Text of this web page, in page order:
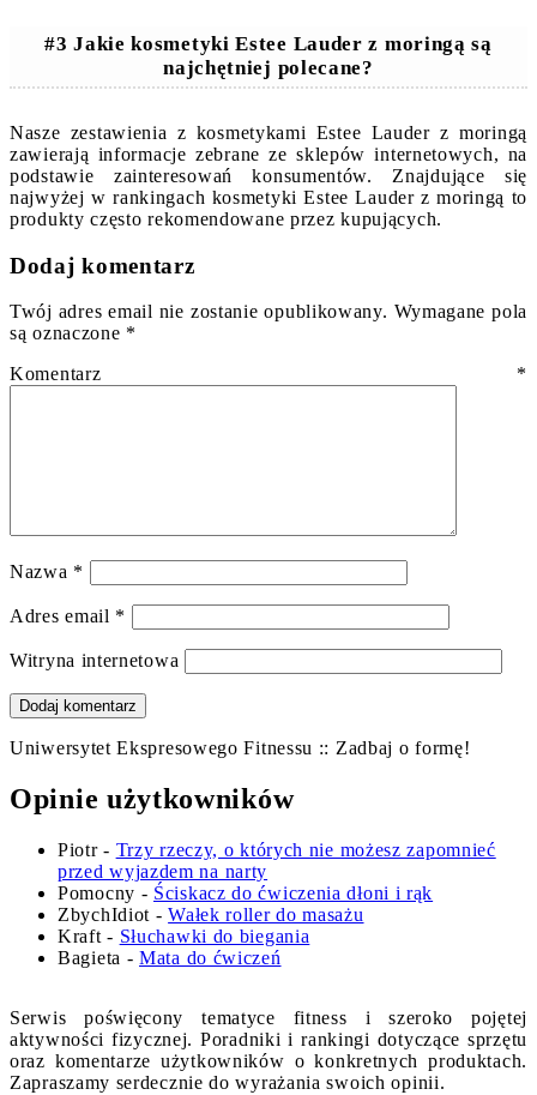
#3 Jakie kosmetyki Estee Lauder z moringą są
najchętniej polecane?
Nasze zestawienia z kosmetykami Estee Lauder z moringą
zawierają informacje zebrane ze sklepów internetowych, na
podstawie zainteresowań konsumentów. Znajdujące się
najwyżej w rankingach kosmetyki Estee Lauder z moringą to
produkty często rekomendowane przez kupujących.
Dodaj komentarz
Twój adres email nie zostanie opublikowany. Wymagane pola
są oznaczone *
Komentarz *
Nazwa *
Adres email *
Witryna internetowa
Uniwersytet Ekspresowego Fitnessu :: Zadbaj o formę!
Opinie użytkowników
Piotr- Trzy rzeczy, o których nie możesz zapomnieć
przed wyjazdem na narty
Pomocny - Ściskacz do ćwiczenia dłoni i rąk
ZbychIdiot -Wałek roller do masażu
Kraft - Słuchawki do biegania
Bagieta -Mata do ćwiczeń
Serwis poświęcony tematyce fitness i szeroko pojętej
aktywności fizycznej. Poradniki i rankingi dotyczące sprzętu
oraz komentarze użytkowników o konkretnych produktach.
Zapraszamy serdecznie do wyrażania swoich opinii.